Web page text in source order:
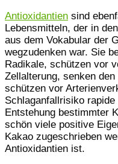
Antioxidantien sind
Lebensmitteln, der in
aus dem Vokabular der
wegzudenken war. Sie
Radikale, schützen vor
Zellalterung, senken
schützen vor
Schlaganfallrisiko
Entstehung bestimmter
schön viele positive
Kakao zugeschrieben
Antioxidantien ist.